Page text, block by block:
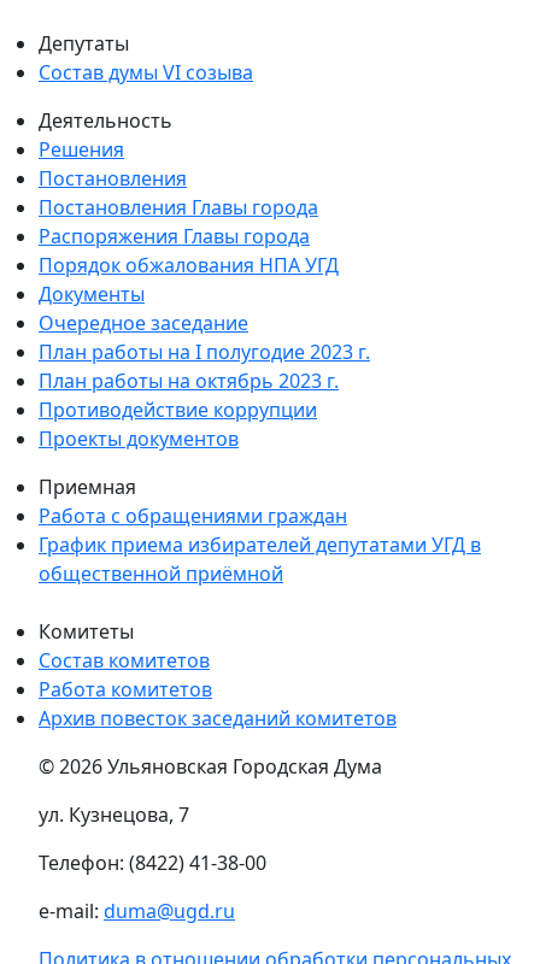
Депутаты
Состав думы VI созыва
Деятельность
Решения
Постановления
Постановления Главы города
Распоряжения Главы города
Порядок обжалования НПА УГД
Документы
Очередное заседание
План работы на I полугодие 2023 г.
План работы на октябрь 2023 г.
Противодействие коррупции
Проекты документов
Приемная
Работа с обращениями граждан
График приема избирателей депутатами УГД в
общественной приёмной
Комитеты
Состав комитетов
Работа комитетов
Архив повесток заседаний комитетов
© 2026 Ульяновская Городская Дума
ул. Кузнецова, 7
Телефон: (8422) 41-38-00
e-mail: duma@ugd.ru